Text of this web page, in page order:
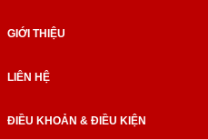
GIỚI THIỆU
LIÊN HỆ
ĐIỀU KHOẢN & ĐIỀU KIỆN